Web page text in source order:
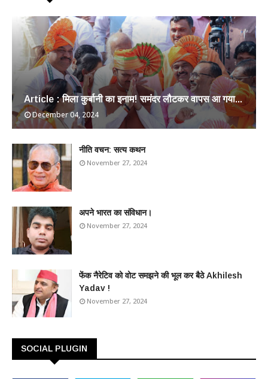
Article : मिला कुर्बानी का इनाम! समंदर लौटकर वापस आ गया...
December 04, 2024
​नीति वचन: सत्य कथन
November 27, 2024
अपने भारत का संविधान।
November 27, 2024
फेंक नैरेटिव को वोट समझने की भूल कर बैठे Akhilesh
Yadav !
November 27, 2024
SOCIAL PLUGIN